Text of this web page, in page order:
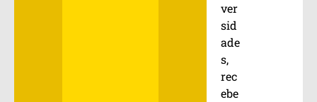
ver
sid
ade
s,
rec
ebe